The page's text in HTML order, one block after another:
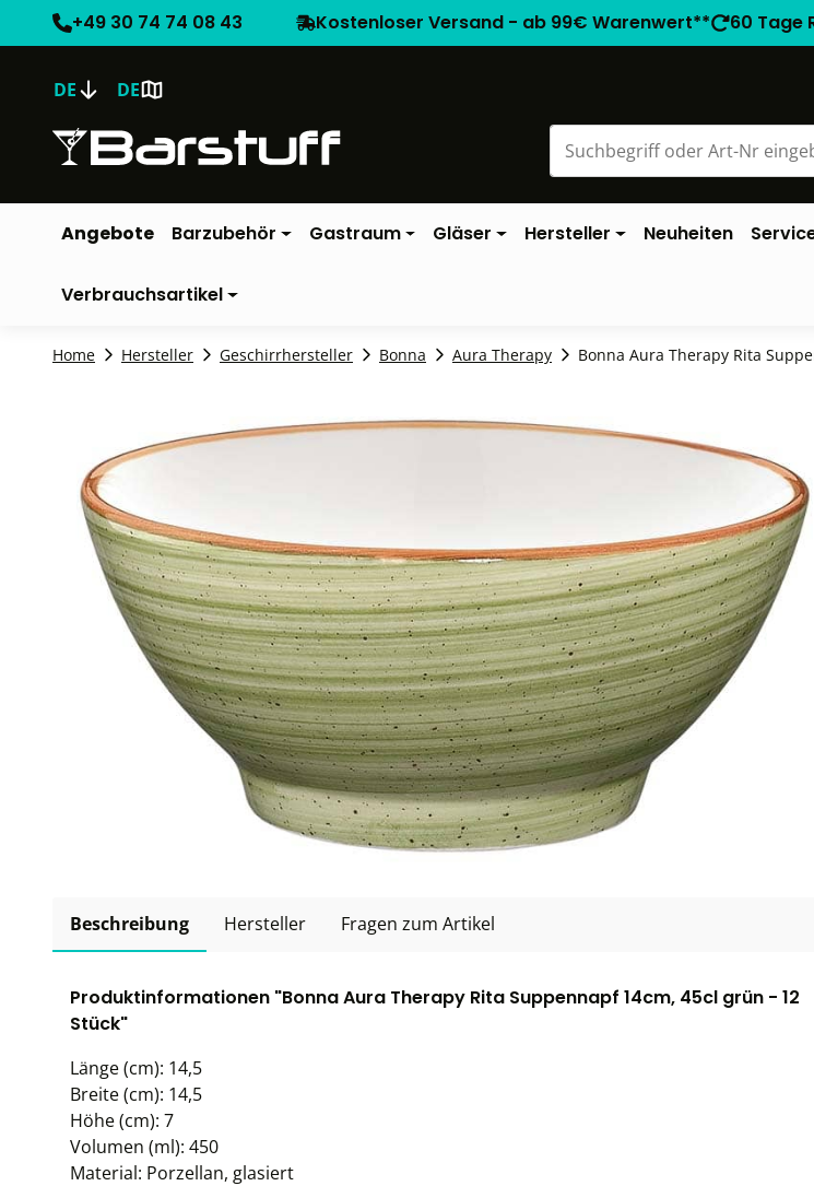
+49 30 74 74 08 43 Kostenloser Versand - ab 99€ Warenwert** 60 Tage
DE DE
Angebote Barzubehör Gastraum Gläser Hersteller Neuheiten
Verbrauchsartikel
Home Hersteller Geschirrhersteller Bonna Aura Therapy Bonna Aura Therapy Rita
Beschreibung Hersteller Fragen zum Artikel
Produktinformationen "Bonna Aura Therapy Rita Suppennapf 14cm, 45cl grün - 12
Stück"
Länge (cm): 14,5
Breite (cm): 14,5
Höhe (cm): 7
Volumen (ml): 450
Material: Porzellan, glasiert